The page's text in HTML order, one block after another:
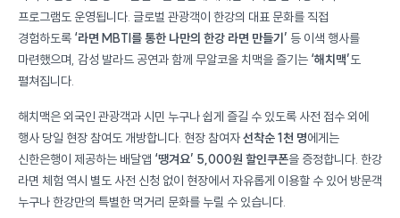
프로그램도 운영됩니다. 글로벌 관광객이 한강의 대표 문화를 직접
경험하도록 ‘라면 MBTI를 통한 나만의 한강 라면 만들기’ 등 이색 행사를
마련했으며, 감성 발라드 공연과 함께 무알코올 치맥을 즐기는 ‘해치맥’도
펼쳐집니다.
해치맥은 외국인 관광객과 시민 누구나 쉽게 즐길 수 있도록 사전 접수 외에
행사 당일 현장 참여도 개방합니다. 현장 참여자선착순 1천 명에게는
신한은행이 제공하는 배달앱 ‘땡겨요’ 5,000원 할인쿠폰을 증정합니다. 한강
라면 체험 역시 별도 사전 신청 없이 현장에서 자유롭게 이용할 수 있어 방문객
누구나 한강만의 특별한 먹거리 문화를 누릴 수 있습니다.